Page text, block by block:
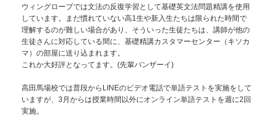
ウィングローブでは文法の反復学習として基礎英文法問題精講を使用
しています。まだ慣れていない高1生や新入生たちは限られた時間で
理解するのが難しい場合があり、そういった生徒たちは、講師が他の
生徒さんに対応している間に、基礎精講カスタマーセンター（キソカ
マ）の部屋に送り込まれます。
これか大好評となってます。(先輩バンザーイ)
高田馬場校では普段からLINEのビデオ電話で単語テストを実施をして
いますが、3月からは授業時間以外にオンライン単語テストを週に2回
実施。